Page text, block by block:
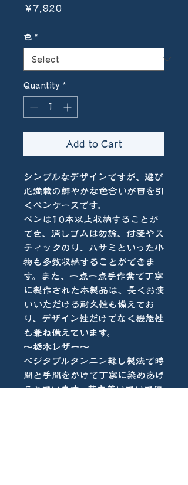
￥7,920Price
色 *
Quantity *
Add to Cart
シンプルなデザインですが、遊び
心満載の鮮やかな色合いが目を引
くペンケースです。
ペンは10本以上収納することが
でき、消しゴムは勿論、付箋やス
ティックのり、ハサミといった小
物も多数収納することができま
す。また、一点一点手作業で丁寧
に製作された本製品は、長くお使
いいただける耐久性も備えてお
り、デザイン性だけでなく機能性
も兼ね備えています。
〜栃木レザー〜
ベジタブルタンニン鞣し製法で時
間と手間をかけて丁寧に染めあげ
られています。落ち着いていて優